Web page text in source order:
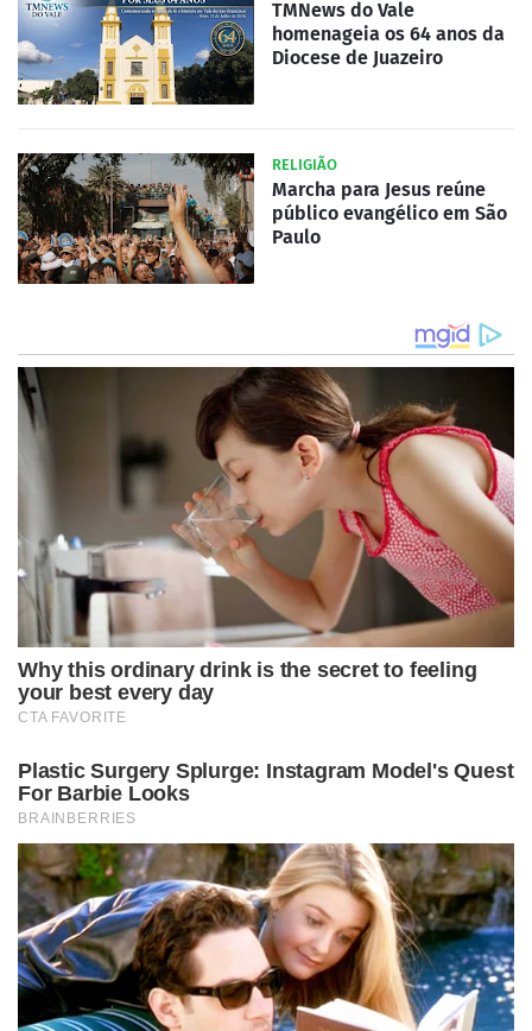
TMNews do Vale
homenageia os 64 anos da
Diocese de Juazeiro
RELIGIÃO
Marcha para Jesus reúne
público evangélico em São
Paulo